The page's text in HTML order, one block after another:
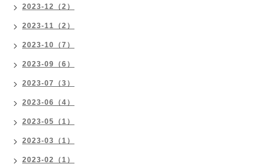
2023-12（2）
2023-11（2）
2023-10（7）
2023-09（6）
2023-07（3）
2023-06（4）
2023-05（1）
2023-03（1）
2023-02（1）